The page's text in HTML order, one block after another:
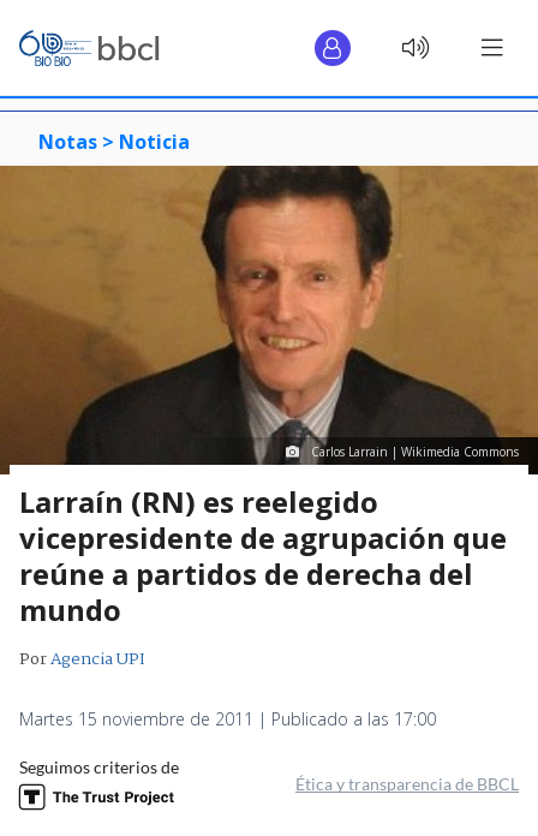
Notas > Noticia
Carlos Larrain | Wikimedia Commons
Larraín (RN) es reelegido
vicepresidente de agrupación que
reúne a partidos de derecha del
mundo
PorAgencia UPI
Martes 15 noviembre de 2011 | Publicado a las 17:00
Seguimos criterios de
Ética y transparencia de BBCL